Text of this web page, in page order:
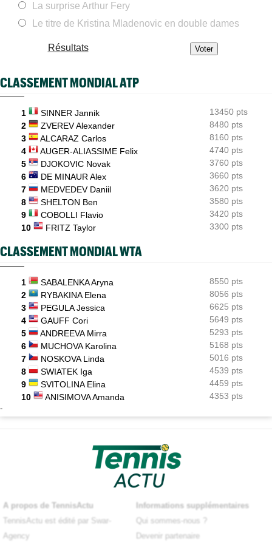
09:00
ATP - Montréal
Tennis Actu
mixte ?
ATP - Montréal
Griekspoor : "Quand on connaît mon histoire face à Zverev..."
08:00
ATP - Montréal
João Fonseca répond aux critiques : "Le circuit est éprouvant"
La surprise Arthur Fery
Le titre de Kristina Mladenovic en double dames
Résultats
CLASSEMENT MONDIAL ATP
1 SINNER Jannik
13450 pts
2
ZVEREV Alexander
8480 pts
3
ALCARAZ Carlos
8160 pts
4
AUGER-ALIASSIME Felix
4740 pts
5
DJOKOVIC Novak
3760 pts
6
DE MINAUR Alex
3660 pts
7
MEDVEDEV Daniil
3620 pts
8
SHELTON Ben
3580 pts
9
COBOLLI Flavio
3420 pts
10
FRITZ Taylor 3300 pts
CLASSEMENT MONDIAL WTA
1 SABALENKA Aryna
8550 pts
2
RYBAKINA Elena
8056 pts
3
PEGULA Jessica
6625 pts
4
GAUFF Cori
5649 pts
5
ANDREEVA Mirra
5293 pts
6
MUCHOVA Karolina
5168 pts
7
NOSKOVA Linda
5016 pts
8
SWIATEK Iga
4539 pts
9
SVITOLINA Elina
4459 pts
10
ANISIMOVA Amanda 4353 pts
-
A propos de TennisActu
TennisActu est édité par Swar-
Agency
Informations supplémentaires
Qui sommes-nous ?
Devenir partenaire